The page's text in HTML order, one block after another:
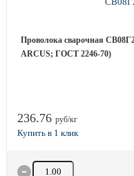
Проволока сварочная
ARCUS; ГОСТ 2246-70)
236.76 руб/кг
Количество товара